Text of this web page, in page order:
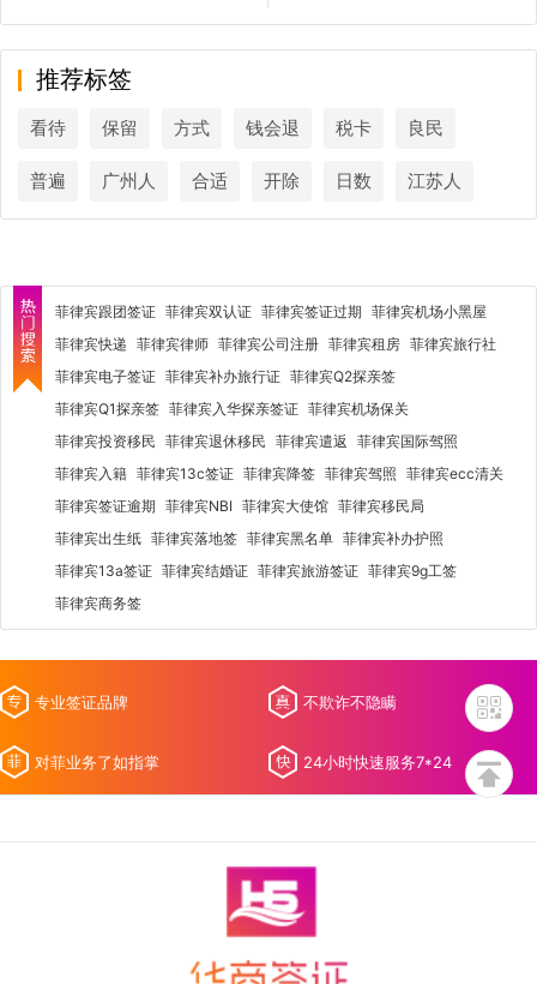
推荐标签
看待 保留 方式 钱会退 税卡 良民
普遍 广州人 合适 开除 日数 江苏人
菲律宾跟团签证 菲律宾双认证 菲律宾签证过期 菲律宾机场小黑屋
菲律宾快递 菲律宾律师 菲律宾公司注册 菲律宾租房 菲律宾旅行社
菲律宾电子签证 菲律宾补办旅行证 菲律宾Q2探亲签
菲律宾Q1探亲签 菲律宾入华探亲签证 菲律宾机场保关
菲律宾投资移民 菲律宾退休移民 菲律宾遣返 菲律宾国际驾照
菲律宾入籍 菲律宾13c签证 菲律宾降签 菲律宾驾照 菲律宾ecc清关
菲律宾签证逾期 菲律宾NBI 菲律宾大使馆 菲律宾移民局
菲律宾出生纸 菲律宾落地签 菲律宾黑名单 菲律宾补办护照
菲律宾13a签证 菲律宾结婚证 菲律宾旅游签证 菲律宾9g工签
菲律宾商务签
专业签证品牌 不欺诈不隐瞒
对菲业务了如指掌 24小时快速服务7*24